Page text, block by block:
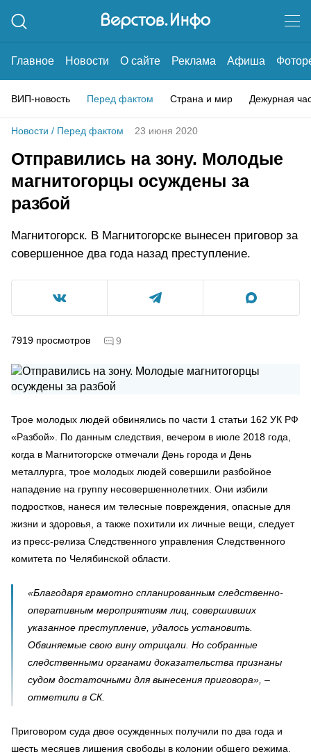
Главное Новости О сайте Реклама Афиша
ВИП-новость Перед фактом Страна и мир Дежурная
Новости / Перед фактом 23 июня 2020
Отправились на зону. Молодые
магнитогорцы осуждены за
разбой
Магнитогорск. В Магнитогорске вынесен приговор за
совершенное два года назад преступление.
7919 просмотров 9
Трое молодых людей обвинялись по части 1 статьи 162 УК РФ
«Разбой». По данным следствия, вечером в июле 2018 года,
когда в Магнитогорске отмечали День города и День
металлурга, трое молодых людей совершили разбойное
нападение на группу несовершеннолетних. Они избили
подростков, нанеся им телесные повреждения, опасные для
жизни и здоровья, а также похитили их личные вещи, следует
из пресс-релиза Следственного управления Следственного
комитета по Челябинской области.
«Благодаря грамотно спланированным следственно-
оперативным мероприятиям лиц, совершивших
указанное преступление, удалось установить.
Обвиняемые свою вину отрицали. Но собранные
следственными органами доказательства признаны
судом достаточными для вынесения приговора», –
отметили в СК.
Приговором суда двое осужденных получили по два года и
шесть месяцев лишения свободы в колонии общего режима,